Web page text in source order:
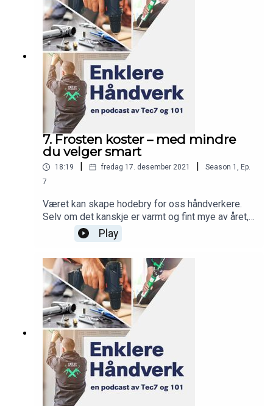
episoden som gjør deg til en bedre fuger. Du får
dessuten høre om et fiffig produkt og en magisk
opplevelse (som vanlig). Snurr pod!
7. Frosten koster – med mindre
du velger smart
18:19 | fredag 17. desember 2021 | Season 1 , Ep.
7
Været kan skape hodebry for oss håndverkere.
Selv om det kanskje er varmt og fint mye av året,
har kulda en tendens til å komme brått på. Og det
skal ikke mer enn én frostnatt til før utstyr og
materiell kan lide uopprettelig skade. Er vann en
bestanddel i fugemassen din? Bruker du
batteridrevet utstyr? Lytt til Simon og Lars Petter
– så unngår du kostbare tabber når gradestokken
kryper under 0.Du får dessuten høre om
silikonfugemassen som kan brukes til alt, og som
er godkjent til alt. Utrolig, men sant. Og som om
ikke dét var nok: Vi byr på enda en magisk
opplevelse.
Play